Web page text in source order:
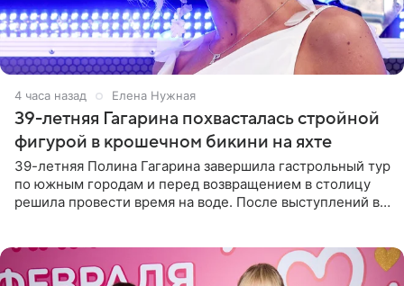
4 часа назад Елена Нужная
39-летняя Гагарина похвасталась стройной
фигурой в крошечном бикини на яхте
39-летняя Полина Гагарина завершила гастрольный тур
по южным городам и перед возвращением в столицу
решила провести время на воде. После выступлений в